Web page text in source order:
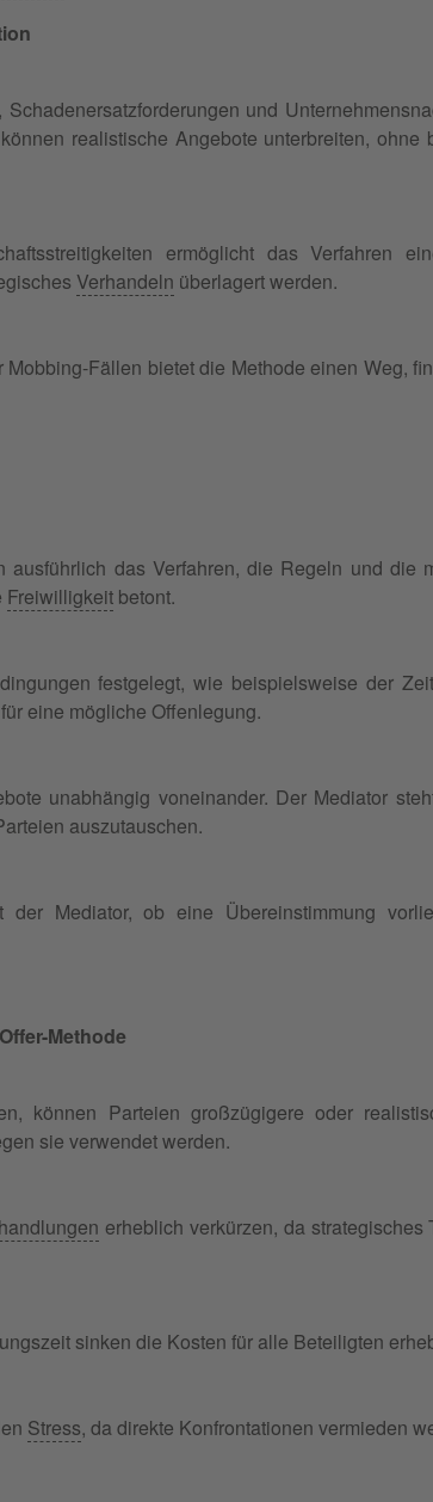
und
realistische Angebote unterbreiten,
ermöglicht das Verfahren
Verhandeln überlagert werden.
Fällen bietet die Methode einen Weg,
ausführlich das Verfahren, die Regeln und die
Freiwilligkeit betont.
festgelegt, wie beispielsweise der
eine mögliche Offenlegung.
unabhängig voneinander. Der Mediator
auszutauschen.
der Mediator, ob eine Übereinstimmung
Methode
können Parteien großzügigere oder
sie verwendet werden.
erheblich verkürzen, da
sinken die Kosten für alle Beteiligten
Stress, da direkte Konfrontationen vermieden